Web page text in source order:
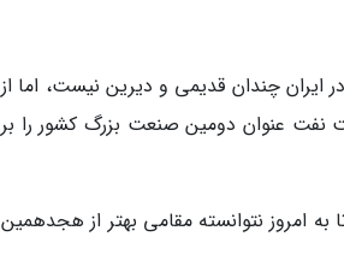
چندان قدیمی و دیرین نیست، اما از
نفت عنوان دومین صنعت بزرگ کشور را بر
امروز نتوانسته مقامی بهتر از هجدهمین